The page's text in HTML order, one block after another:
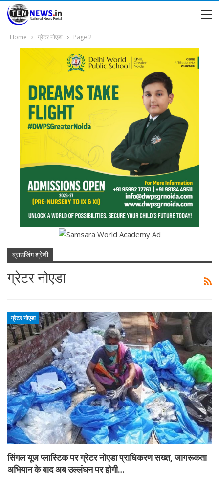
Home ग्रेटर नोएडा Page 2
ब्राउजिंग श्रेणी
ग्रेटर नोएडा
ग्रेटर नोएडा
सिंगल यूज प्लास्टिक पर ग्रेटर नोएडा प्राधिकरण सख्त, जागरूकता
अभियान के बाद अब उल्लंघन पर होगी…